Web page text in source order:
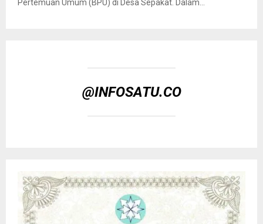
Pertemuan Umum (BPU) di Desa Sepakat. Dalam...
@INFOSATU.CO